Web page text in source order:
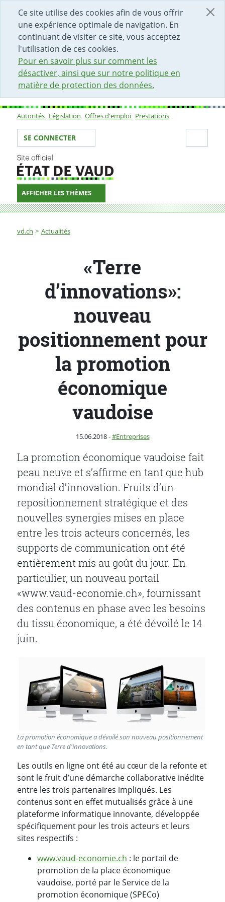
Ce site utilise des cookies afin de vous offrir
une expérience optimale de navigation. En
continuant de visiter ce site, vous acceptez
l'utilisation de ces cookies.
Pour en savoir plus sur comment les
désactiver, ainsi que sur notre politique en
matière de protection des données.
DÉBUT DU CONTENU DE LA PAGE
ACCÈS AU CHAMP DE RECHERCHE
PAGE D'ACCUEIL
FORMULAIRE DE CONTACT
Sous-navigation
Autorités Législation Offres d'emploi Prestations
Votre identité
SE CONNECTER
AFFICHER LES THÈMES
Fil d'Ariane
vd.ch Actualités
«Terre d’innovations»: nouveau positionnement
«Terre
d’innovations»:
nouveau
positionnement pour
la promotion
économique
vaudoise
Publié le
15.06.2018-Catégorie :
Entreprises
La promotion économique vaudoise fait
peau neuve et s’affirme en tant que hub
mondial d’innovation. Fruits d’un
repositionnement stratégique et des
nouvelles synergies mises en place
entre les trois acteurs concernés, les
supports de communication ont été
entièrement mis au goût du jour. En
particulier, un nouveau portail
«www.vaud-economie.ch», fournissant
des contenus en phase avec les besoins
du tissu économique, a été dévoilé le 14
juin.
La promotion économique a dévoilé son nouveau positionnement
en tant que Terre d'innovations.
Les outils en ligne ont été au cœur de la refonte et
sont le fruit d’une démarche collaborative inédite
entre les trois partenaires impliqués. Les
contenus sont en effet mutualisés grâce à une
plateforme informatique innovante, développée
spécifiquement pour les trois acteurs et leurs
sites respectifs :
www.vaud-economie.ch : le portail de
promotion de la place économique
vaudoise, porté par le Service de la
promotion économique (SPECo)